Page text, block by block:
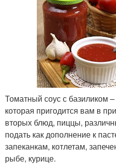
Томатный соус с базиликом
которая пригодится вам в
вторых блюд, пиццы,
подать как дополнение к
запеканкам, котлетам,
рыбе, курице.